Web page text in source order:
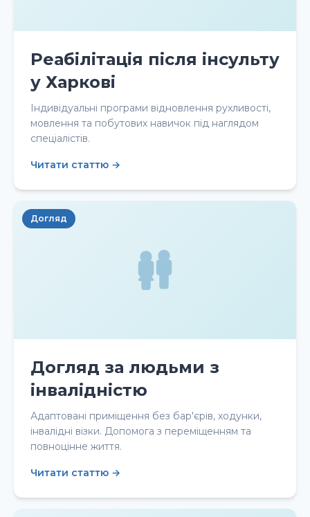
Реабілітація після інсульту
у Харкові
Індивідуальні програми відновлення рухливості,
мовлення та побутових навичок під наглядом
спеціалістів.
Читати статтю →
Догляд
Догляд за людьми з
інвалідністю
Адаптовані приміщення без бар'єрів, ходунки,
інвалідні візки. Допомога з переміщенням та
повноцінне життя.
Читати статтю →